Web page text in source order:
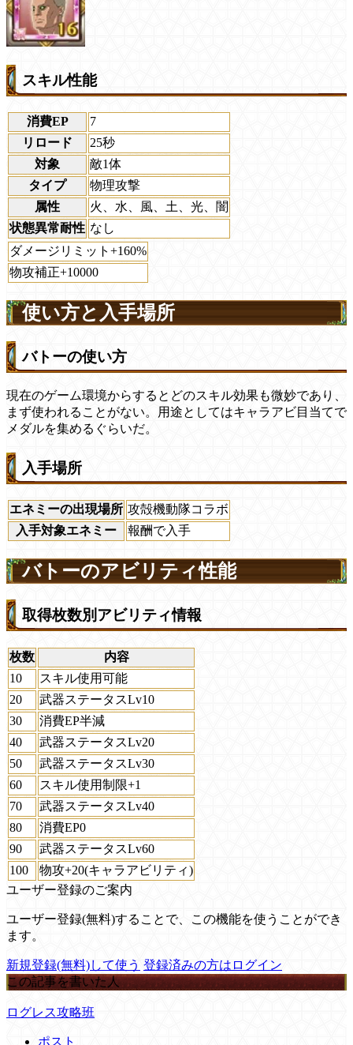
スキル性能
消費EP
7
リロード
25秒
対象
敵1体
タイプ
物理攻撃
属性
火、水、風、土、光、闇
状態異常耐性 なし
ダメージリミット+160%
物攻補正+10000
使い方と入手場所
バトーの使い方
現在のゲーム環境からするとどのスキル効果も微妙であり、
まず使われることがない。用途としてはキャラアビ目当てで
メダルを集めるぐらいだ。
入手場所
エネミーの出現場所 攻殻機動隊コラボ
入手対象エネミー
報酬で入手
バトーのアビリティ性能
取得枚数別アビリティ情報
枚数
内容
10
スキル使用可能
20
武器ステータスLv10
30
消費EP半減
40
武器ステータスLv20
50
武器ステータスLv30
60
スキル使用制限+1
70
武器ステータスLv40
80
消費EP0
90
武器ステータスLv60
100
物攻+20(キャラアビリティ)
ユーザー登録のご案内
ユーザー登録(無料)することで、この機能を使うことができ
ます。
新規登録(無料)して使う 登録済みの方はログイン
この記事を書いた人
ログレス攻略班
ポスト